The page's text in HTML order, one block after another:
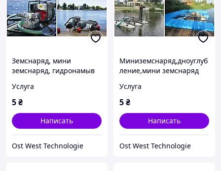
Земснаряд, мини
земснаряд, гидронамыв
установка
Услуга
5₴
Написать
Ost West Technologie
Миниземснаряд,дноуглуб
ление,мини земснаряд
ила,водорослей
Услуга
5₴
Написать
Ost West Technologie